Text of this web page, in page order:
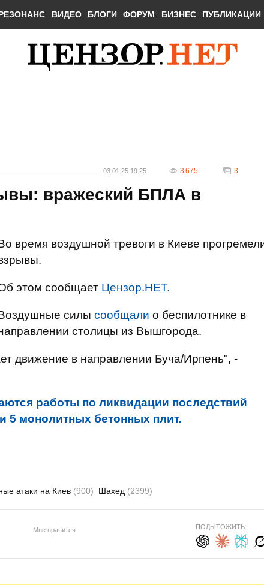
ВИДЕО БЛОГИ ФОРУМ БИЗНЕС ПУБЛИКАЦИИ
03.01.25 19:25 3 675 3
вражеский БПЛА в
время воздушной тревоги в Киеве
этом сообщает Цензор.НЕТ.
силы сообщали о беспилотнике в
столицы из Вышгорода.
движение в направлении Буча/Ирпень", -
работы по ликвидации последствий
5 монолитных бетонных плит.
атаки на Киев (900) Шахед (2399)
Мне нравится ПОДЫТОЖИТЬ: